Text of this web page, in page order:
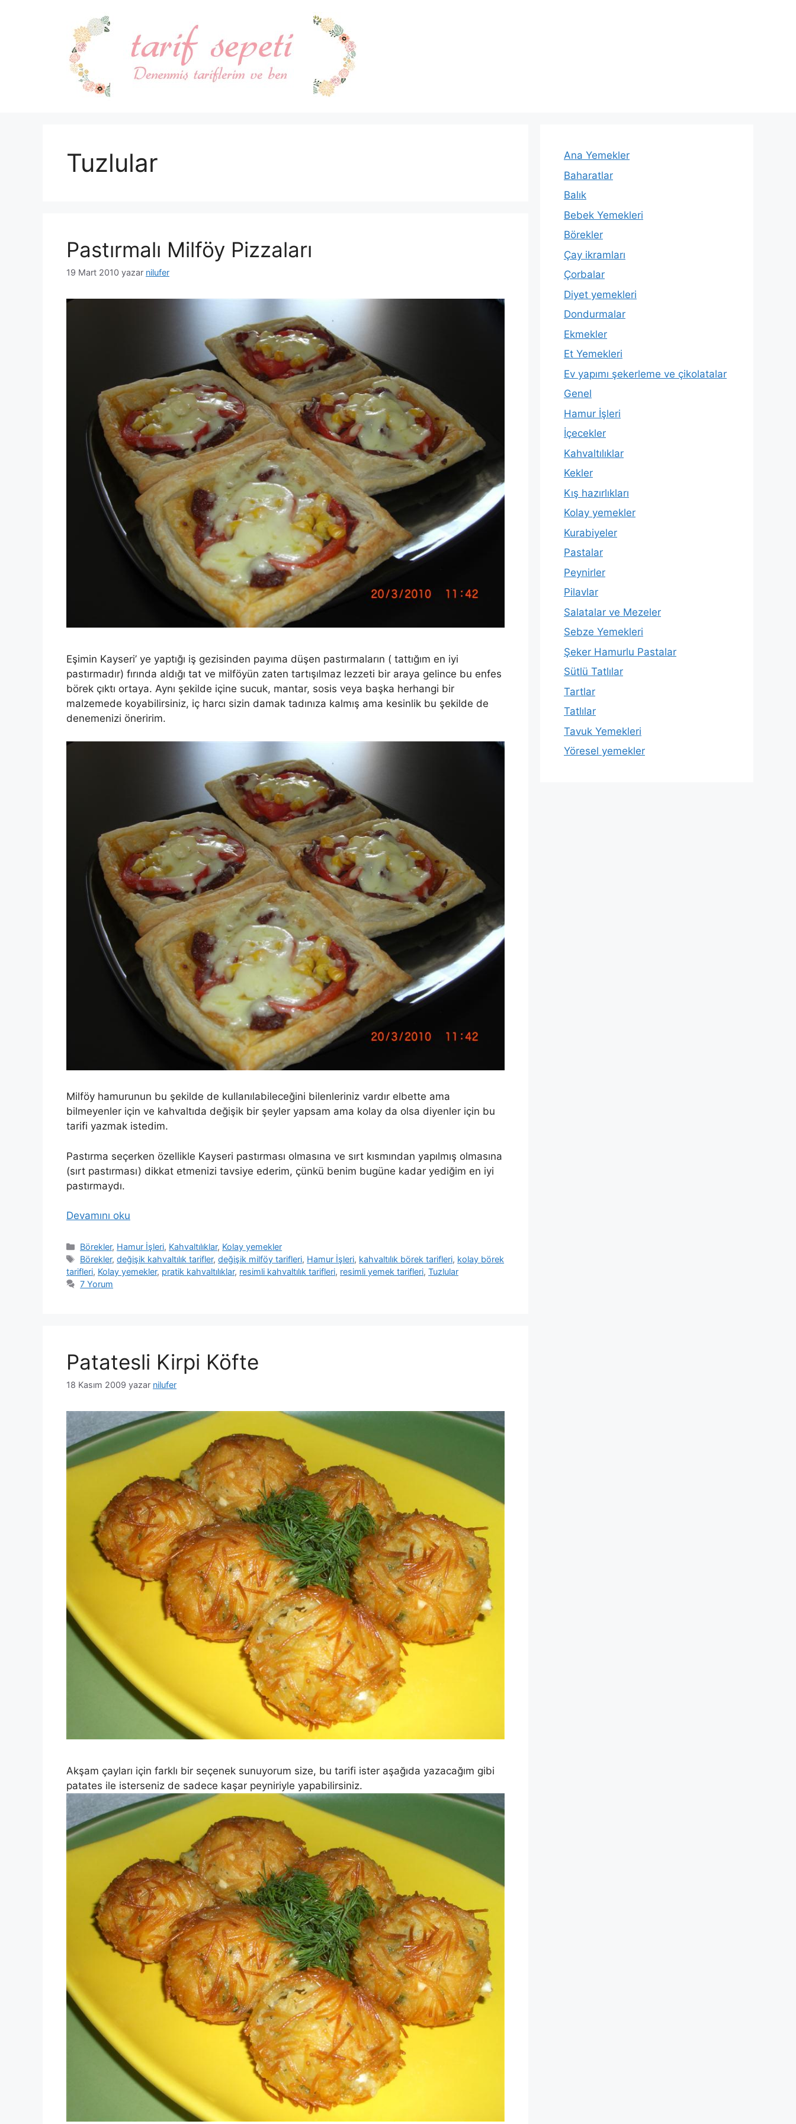
Tuzlular
Pastırmalı Milföy Pizzaları
19 Mart 2010 yazar nilufer
Eşimin Kayseri’ ye yaptığı iş gezisinden payıma düşen pastırmaların ( tattığım en iyi
pastırmadır) fırında aldığı tat ve milföyün zaten tartışılmaz lezzeti bir araya gelince bu enfes
börek çıktı ortaya. Aynı şekilde içine sucuk, mantar, sosis veya başka herhangi bir
malzemede koyabilirsiniz, iç harcı sizin damak tadınıza kalmış ama kesinlik bu şekilde de
denemenizi öneririm.
Milföy hamurunun bu şekilde de kullanılabileceğini bilenleriniz vardır elbette ama
bilmeyenler için ve kahvaltıda değişik bir şeyler yapsam ama kolay da olsa diyenler için bu
tarifi yazmak istedim.
Pastırma seçerken özellikle Kayseri pastırması olmasına ve sırt kısmından yapılmış olmasına
(sırt pastırması) dikkat etmenizi tavsiye ederim, çünkü benim bugüne kadar yediğim en iyi
pastırmaydı.
Devamını oku
Kategoriler
Börekler, Hamur İşleri, Kahvaltılıklar, Kolay yemekler
Etiketler
Börekler,değişik kahvaltılık tarifler,değişik milföy tarifleri, Hamur İşleri, kahvaltılık börek tarifleri, kolay börek
tarifleri, Kolay yemekler, pratik kahvaltılıklar, resimli kahvaltılık tarifleri, resimli yemek tarifleri, Tuzlular
7 Yorum
Patatesli Kirpi Köfte
18 Kasım 2009 yazar nilufer
Akşam çayları için farklı bir seçenek sunuyorum size, bu tarifi ister aşağıda yazacağım gibi
patates ile isterseniz de sadece kaşar peyniriyle yapabilirsiniz.
Ana Yemekler
Baharatlar
Balık
Bebek Yemekleri
Börekler
Çay ikramları
Çorbalar
Diyet yemekleri
Dondurmalar
Ekmekler
Et Yemekleri
Ev yapımı şekerleme ve çikolatalar
Genel
Hamur İşleri
İçecekler
Kahvaltılıklar
Kekler
Kış hazırlıkları
Kolay yemekler
Kurabiyeler
Pastalar
Peynirler
Pilavlar
Salatalar ve Mezeler
Sebze Yemekleri
Şeker Hamurlu Pastalar
Sütlü Tatlılar
Tartlar
Tatlılar
Tavuk Yemekleri
Yöresel yemekler